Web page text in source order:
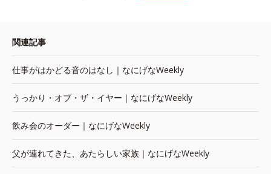
関連記事
仕事がはかどる音のはなし｜なにげなWeekly
うっかり・オブ・ザ・イヤー｜なにげなWeekly
飲み会のオーダー｜なにげなWeekly
父が連れてきた、あたらしい家族｜なにげなWeekly